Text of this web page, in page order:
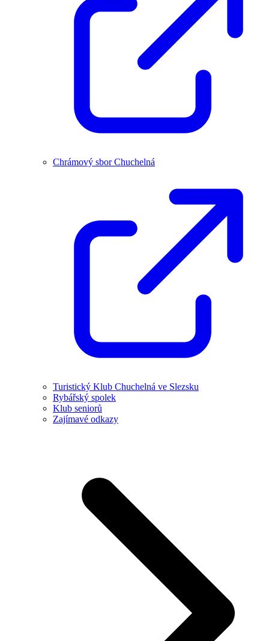
Chrámový sbor Chuchelná
Turistický Klub Chuchelná ve Slezsku
Rybářský spolek
Klub seniorů
Zajímavé odkazy